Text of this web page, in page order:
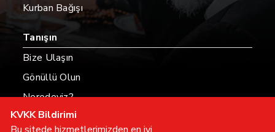
Kurban Bağışı
Tanışın
Bize Ulaşın
Gönüllü Olun
Neredeyiz?
Hesaplarımız
KVKK Bildirimi